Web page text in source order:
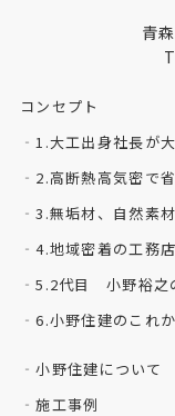
青
コンセプト
1.大工出身社長が
2.高断熱高気密で
3.無垢材、自然素
4.地域密着の工務
5.2代目 小野裕之
6.小野住建のこれ
小野住建について
施工事例